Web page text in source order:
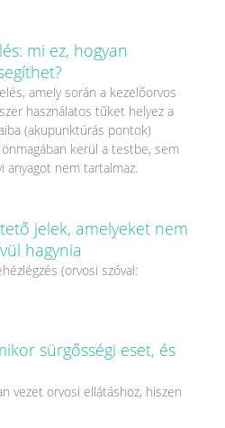
mi ez, hogyan
amely során a kezelőorvos
használatos tűket helyez a
(akupunktúrás pontok)
kerül a testbe, sem
anyagot nem tartalmaz.
jelek, amelyeket nem
hagynia
(orvosi szóval:
sürgősségi eset, és
vezet orvosi ellátáshoz, hiszen